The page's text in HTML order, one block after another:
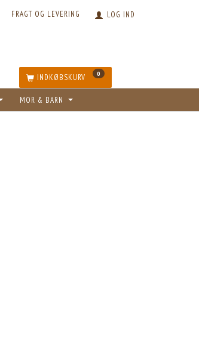
LOG IND
FRAGT OG LEVERING
INDKØBSKURV 0
MOR & BARN